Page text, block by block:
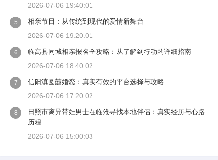
2026-07-06 19:40:01
5
相亲节目：从传统到现代的爱情新舞台
2026-07-06 19:20:01
6
临高县同城相亲报名全攻略：从了解到行动的详细指南
2026-07-06 18:40:02
7
信阳滇圆囍婚恋：真实有效的平台选择与攻略
2026-07-06 17:20:02
8
日照市离异带娃男士在临沧寻找本地伴侣：真实经历与心路
历程
2026-07-06 15:00:03